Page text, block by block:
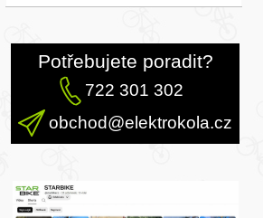
Potřebujete poradit?
722 301 302
obchod@elektrokola.cz